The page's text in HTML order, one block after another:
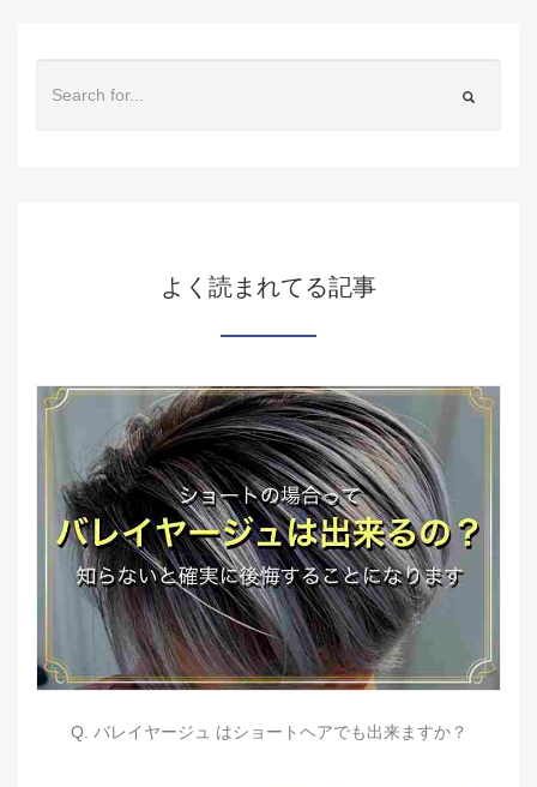
よく読まれてる記事
Q. バレイヤージュ はショートヘアでも出来ますか？